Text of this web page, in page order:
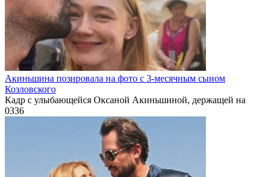
Акиньшина позировала на фото с 3-месячным сыном
Козловского
Кадр с улыбающейся Оксаной Акиньшиной, держащей на
0336